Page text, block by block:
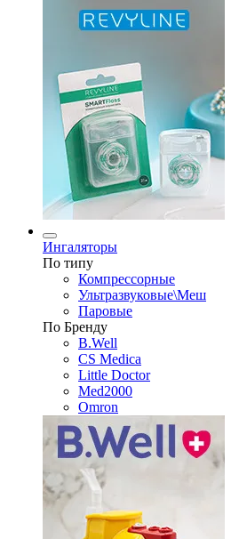
Ингаляторы
По типу
Компрессорные
Ультразвуковые\Меш
Паровые
По Бренду
B.Well
CS Medica
Little Doctor
Med2000
Omron